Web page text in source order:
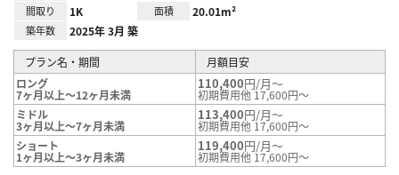
間取り 1K 面積 20.01m²
築年数 2025年 3月 築
プラン名・期間
月額目安
ロング
7ヶ月以上～12ヶ月未満
110,400円/月～
初期費用他 17,600円～
ミドル
3ヶ月以上～7ヶ月未満
113,400円/月～
初期費用他 17,600円～
ショート
1ヶ月以上～3ヶ月未満
119,400円/月～
初期費用他 17,600円～